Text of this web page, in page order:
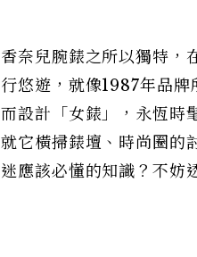
香奈兒腕錶之所以獨特，
行悠遊，就像1987年品牌
而設計「女錶」，永恆時
就它橫掃錶壇、時尚圈
迷應該必懂的知識？不妨